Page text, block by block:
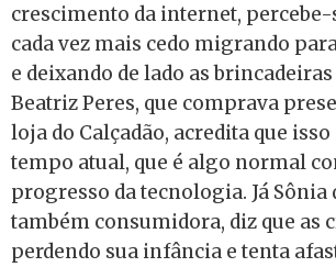
crescimento da internet, percebe-
cada vez mais cedo migrando
e deixando de lado as
Beatriz Peres, que comprava
loja do Calçadão, acredita que
tempo atual, que é algo normal
progresso da tecnologia. Já Sônia
também consumidora, diz que as
perdendo sua infância e tenta